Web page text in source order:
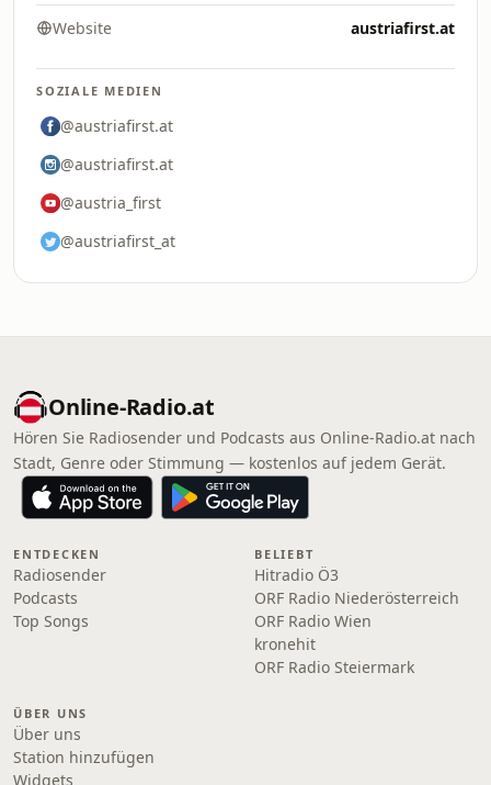
Website austriafirst.at
SOZIALE MEDIEN
@austriafirst.at
@austriafirst.at
@austria_first
@austriafirst_at
Online‑Radio.at
Hören Sie Radiosender und Podcasts aus Online‑Radio.at nach
Stadt, Genre oder Stimmung — kostenlos auf jedem Gerät.
ENTDECKEN
Radiosender
Podcasts
Top Songs
BELIEBT
Hitradio Ö3
ORF Radio Niederösterreich
ORF Radio Wien
kronehit
ORF Radio Steiermark
ÜBER UNS
Über uns
Station hinzufügen
Widgets